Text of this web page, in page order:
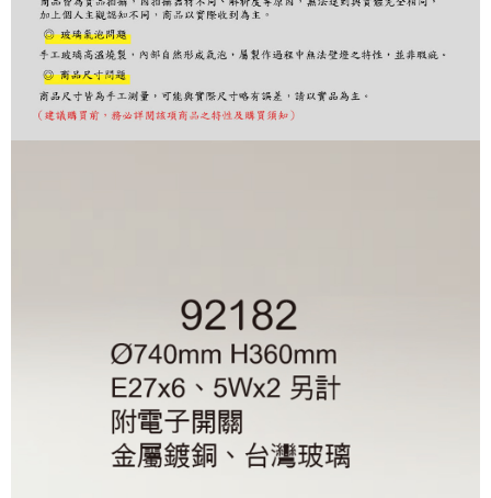
３．收到繳費通知簡訊後14天內，點擊此簡訊中的連結，可透過四大超商／
ATM／網路銀行／等多元方式進行付款，方視為交易完成。
※ 請注意：結帳手續完成當下不需立刻繳費，但若您需要取消訂單，請聯絡
購買商品的店家。未經商家同意取消之訂單仍視為有效，需透過AFTEE先享
後付繳納相關費用。
※ 交易是否成功請以「AFTEE先享後付 」之結帳頁面顯示為準，若有關於
３．未成年的使用者請事先徵得法定代理人或監護人之同意方可使用
「AFTEE先享後付」，若未經同意申辦者引起之損失，本公司不負相關責
４．使用「AFTEE先享後付」時，將依據個別帳號之用戶狀況，依本公司即
時審查核予不同之上限額度；若仍有額度不足之情形，本公司將視審查結果
５．嚴禁一人註冊多個帳號或使用他人資訊註冊。若發現惡意使用之情形，
恩沛科技股份有限公司將有權停止該用戶之使用額度並採取法律行動。